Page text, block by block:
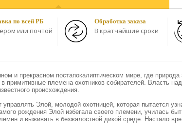
по всей РБ
или почтой
Обработка заказа
В кратчайшие сроки
и прекрасном постапокалиптическом мире, где
примитивные племена охотников-собирателей. Власть
происхождения.
управлять Элой, молодой охотницей, которая пытается
рождения Элой избегала своего племени, училась
и выживать в безжалостной дикой среде. Настало